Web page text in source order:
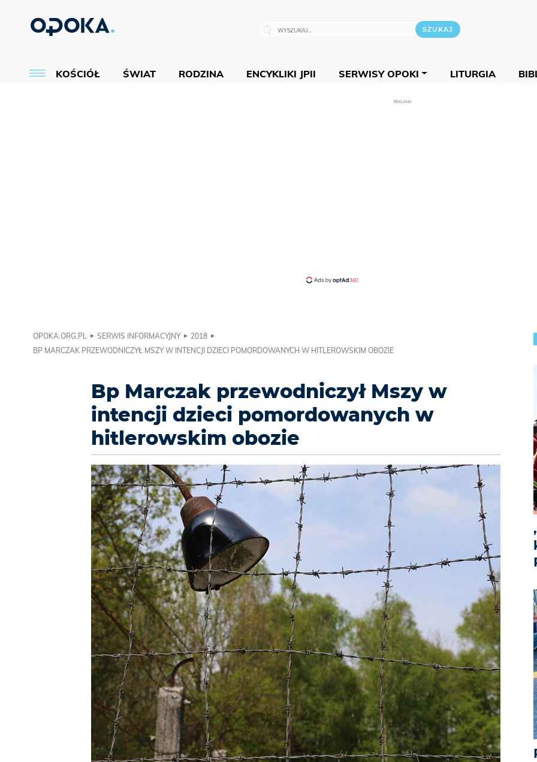
KOŚCIÓŁ ŚWIAT RODZINA ENCYKLIKI JPII SERWISY OPOKI LITURGIA
REKLAMA
OPOKA.ORG.PL SERWIS INFORMACYJNY
2018
BP MARCZAK PRZEWODNICZYŁ MSZY W INTENCJI DZIECI POMORDOWANYCH W HITLEROWSKIM OBOZIE
Bp Marczak przewodniczył Mszy w
intencji dzieci pomordowanych w
hitlerowskim obozie